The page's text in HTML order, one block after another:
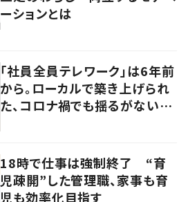
ーションとは
「社員全員テレワーク」は6年前
から。ローカルで築き上げられ
た、コロナ禍でも揺るがないビ
18時で仕事は強制終了 “育
児疎開”した管理職、家事も育
児も効率化目指す